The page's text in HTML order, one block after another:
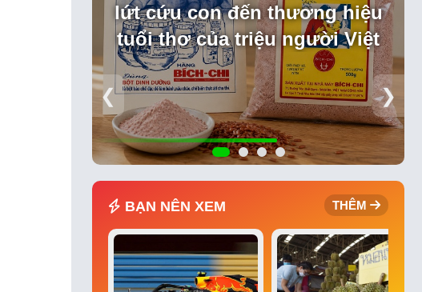
lứt cứu con đến thương hiệu
tuổi thơ của triệu người Việt
❮ ❯
BẠN NÊN XEM THÊM